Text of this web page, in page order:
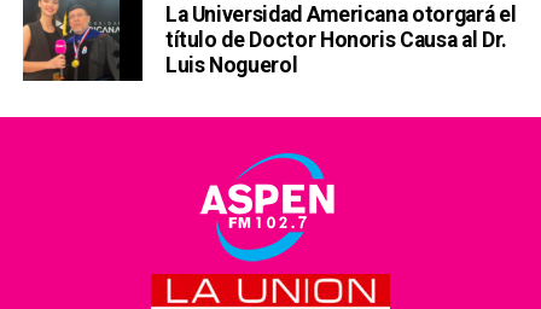
La Universidad Americana otorgará el
título de Doctor Honoris Causa al Dr.
Luis Noguerol